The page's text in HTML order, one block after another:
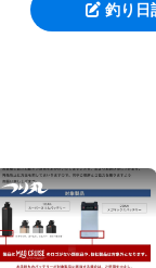
釣り日